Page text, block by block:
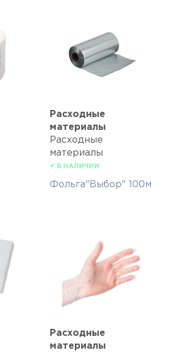
Расходные
материалы
Расходные
материалы
✔ В НАЛИЧИИ
Фольга"Выбор" 100м
Расходные
материалы